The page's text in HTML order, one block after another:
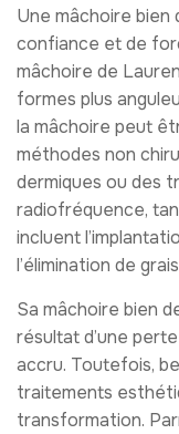
Une mâchoire bien
confiance et de
mâchoire de
formes plus
la mâchoire peut
méthodes non
dermiques ou des
radiofréquence,
incluent
l’élimination de
Sa mâchoire bien
résultat d’une
accru. Toutefois,
traitements
transformation.